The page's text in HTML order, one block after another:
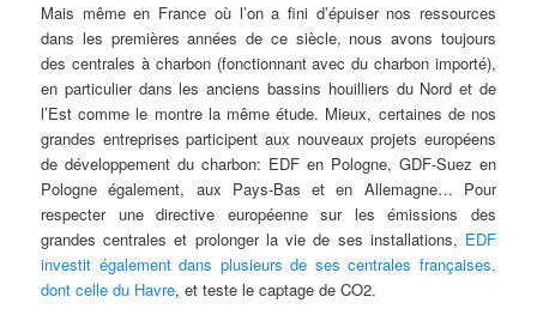
Mais même en France où l’on a fini d’épuiser nos ressources
dans les premières années de ce siècle, nous avons toujours
des centrales à charbon (fonctionnant avec du charbon importé),
en particulier dans les anciens bassins houilliers du Nord et de
l’Est comme le montre la même étude. Mieux, certaines de nos
grandes entreprises participent aux nouveaux projets européens
de développement du charbon: EDF en Pologne, GDF-Suez en
Pologne également, aux Pays-Bas et en Allemagne… Pour
respecter une directive européenne sur les émissions des
grandes centrales et prolonger la vie de ses installations, EDF
investit également dans plusieurs de ses centrales françaises,
dont celle du Havre, et teste le captage de CO2.